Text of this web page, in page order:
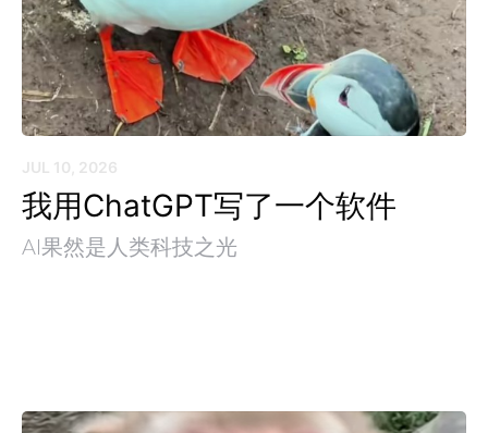
JUL 10, 2026
我用ChatGPT写了一个软件
AI果然是人类科技之光